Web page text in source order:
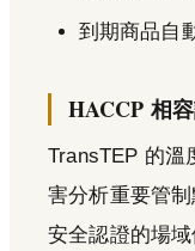
到期商品自
HACCP 相
TransTEP 的溫
害分析重要管
安全認證的場域